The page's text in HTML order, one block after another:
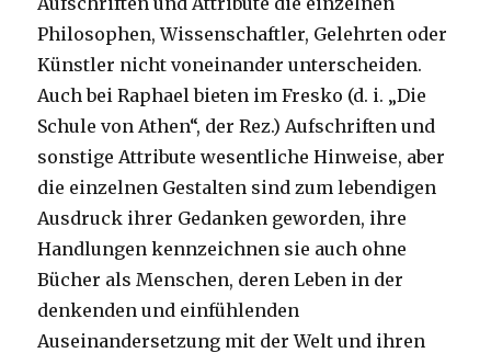
Philosophen, Wissenschaftler, Gelehrten oder
Künstler nicht voneinander unterscheiden.
Auch bei Raphael bieten im Fresko (d. i. „Die
Schule von Athen“, der Rez.) Aufschriften und
sonstige Attribute wesentliche Hinweise, aber
die einzelnen Gestalten sind zum lebendigen
Ausdruck ihrer Gedanken geworden, ihre
Handlungen kennzeichnen sie auch ohne
Bücher als Menschen, deren Leben in der
denkenden und einfühlenden
Auseinandersetzung mit der Welt und ihren